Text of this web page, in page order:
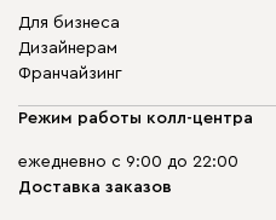
Для бизнеса
Дизайнерам
Франчайзинг
Режим работы колл-центра
ежедневно с 9:00 до 22:00
Доставка заказов